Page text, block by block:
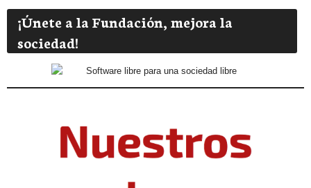
¡Únete a la Fundación, mejora la
sociedad!